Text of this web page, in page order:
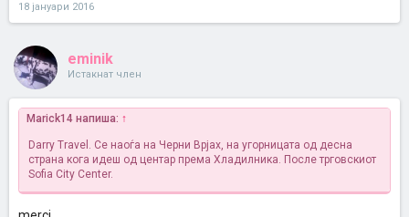
18 јануари 2016
eminik
Истакнат член
Marick14 напиша: ↑
Darry Travel. Се наоѓа на Черни Врјах, на угорницата од десна
страна кога идеш од центар према Хладилника. После трговскиот
Sofia City Center.